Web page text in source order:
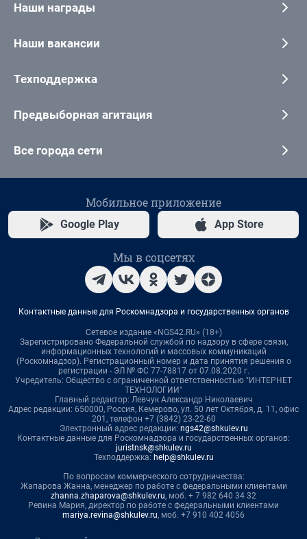
Наши награды
Наши вакансии
Техподдержка
Предвыборная агитация
Все города сети
Мобильное приложение
Google Play App Store
Мы в соцсетях
Контактные данные для Роскомнадзора и государственных органов
Сетевое издание «NGS42.RU» (18+)
Зарегистрировано Федеральной службой по надзору в сфере связи,
информационных технологий и массовых коммуникаций
(Роскомнадзор). Регистрационный номер и дата принятия решения о
регистрации - ЭЛ № ФС 77-78817 от 07.08.2020 г.
Учредитель: Общество с ограниченной ответственностью "ИНТЕРНЕТ
ТЕХНОЛОГИИ"
Главный редактор: Левчук Александр Николаевич
Адрес редакции: 650000, Россия, Кемерово, ул. 50 лет Октября, д. 11, офис
201, телефон +7 (3842) 23-22-60
Электронный адрес редакции: ngs42@shkulev.ru
Контактные данные для Роскомнадзора и государственных органов:
juristnsk@shkulev.ru
Техподдержка: help@shkulev.ru
По вопросам коммерческого сотрудничества:
Жапарова Жанна, менеджер по работе с федеральными клиентами
zhanna.zhaparova@shkulev.ru, моб. + 7 982 640 34 32
Ревина Мария, директор по работе с федеральными клиентами
mariya.revina@shkulev.ru, моб. +7 910 402 4056